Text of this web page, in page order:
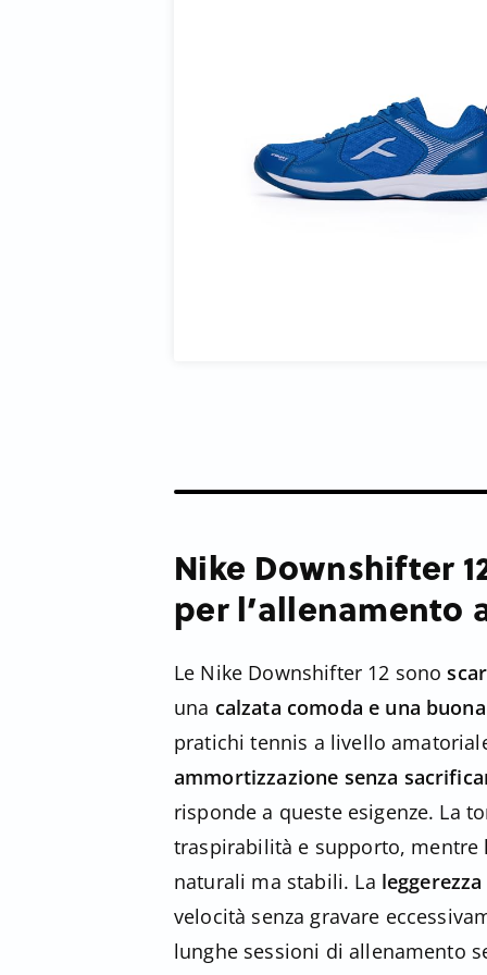
Nike Downshifter
per l’allenamento
Le Nike Downshifter 12 sono
una calzata comoda e una
pratichi tennis a livello
ammortizzazione senza
risponde a queste esigenze. La
traspirabilità e supporto,
naturali ma stabili. La
velocità senza gravare
lunghe sessioni di allenamento